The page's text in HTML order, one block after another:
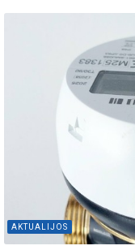
AKTUALIJOS